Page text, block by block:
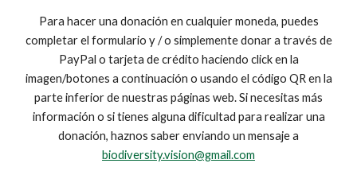
Para hacer una donación en cualquier moneda, puedes
completar el formulario y / o simplemente donar a través de
PayPal o tarjeta de crédito haciendo click en la
imagen/botones a continuación o usando el código QR en la
parte inferior de nuestras páginas web. Si necesitas más
información o si tienes alguna dificultad para realizar una
donación, haznos saber enviando un mensaje a
biodiversity.vision@gmail.com